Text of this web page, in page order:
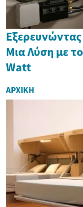
Μια Λύση με
Watt
ΑΡΧΙΚΉ